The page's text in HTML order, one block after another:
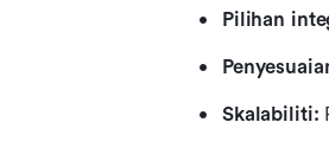
Pilihan
Skalabiliti: